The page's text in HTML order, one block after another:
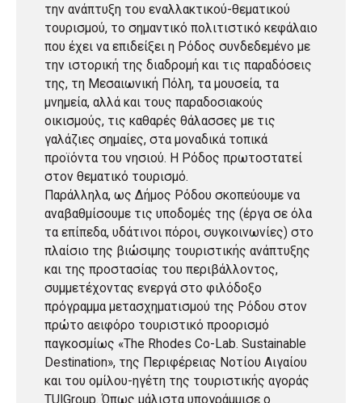
την ανάπτυξη του εναλλακτικού-θεματικού
τουρισμού, το σημαντικό πολιτιστικό κεφάλαιο
που έχει να επιδείξει η Ρόδος συνδεδεμένο με
την ιστορική της διαδρομή και τις παραδόσεις
της, τη Μεσαιωνική Πόλη, τα μουσεία, τα
μνημεία, αλλά και τους παραδοσιακούς
οικισμούς, τις καθαρές θάλασσες με τις
γαλάζιες σημαίες, στα μοναδικά τοπικά
προϊόντα του νησιού. Η Ρόδος πρωτοστατεί
στον θεματικό τουρισμό.
Παράλληλα, ως Δήμος Ρόδου σκοπεύουμε να
αναβαθμίσουμε τις υποδομές της (έργα σε όλα
τα επίπεδα, υδάτινοι πόροι, συγκοινωνίες) στο
πλαίσιο της βιώσιμης τουριστικής ανάπτυξης
και της προστασίας του περιβάλλοντος,
συμμετέχοντας ενεργά στο φιλόδοξο
πρόγραμμα μετασχηματισμού της Ρόδου στον
πρώτο αειφόρο τουριστικό προορισμό
παγκοσμίως «The Rhodes Co-Lab. Sustainable
Destination», της Περιφέρειας Νοτίου Αιγαίου
και του ομίλου-ηγέτη της τουριστικής αγοράς
TUIGroup. Όπως μάλιστα υπογράμμισε ο